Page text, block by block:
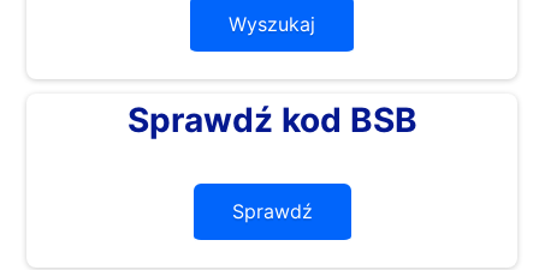
Wyszukaj
Sprawdź kod BSB
Sprawdź